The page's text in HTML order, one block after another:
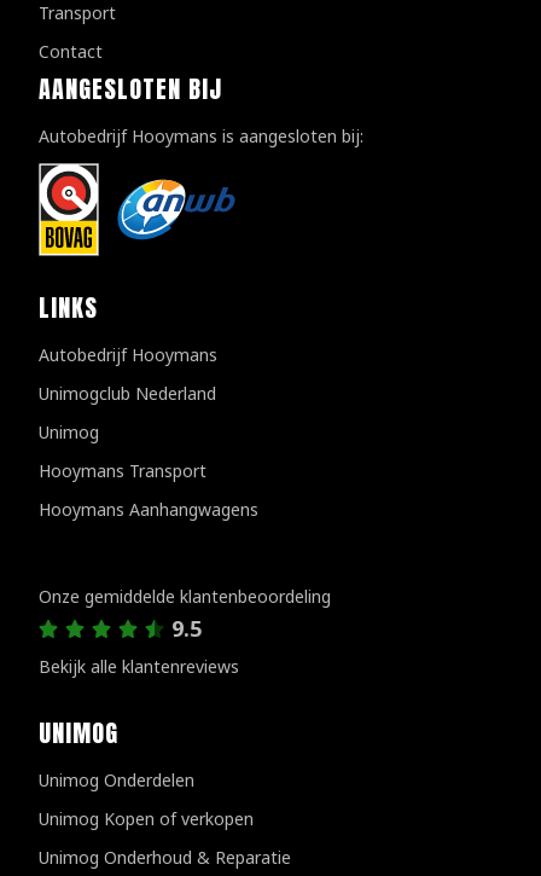
Transport
Contact
AANGESLOTEN BIJ
Autobedrijf Hooymans is aangesloten bij:
LINKS
Autobedrijf Hooymans
Unimogclub Nederland
Unimog
Hooymans Transport
Hooymans Aanhangwagens
Onze gemiddelde klantenbeoordeling
9.5
Bekijk alle klantenreviews
UNIMOG
Unimog Onderdelen
Unimog Kopen of verkopen
Unimog Onderhoud & Reparatie